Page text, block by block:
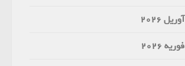
آوریل 2026
فوریه 2026